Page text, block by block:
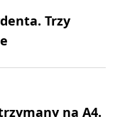
Trzy
na A4.